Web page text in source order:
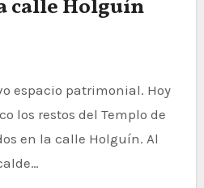
calle Holguín
los restos del Templo de
en la calle Holguín. Al